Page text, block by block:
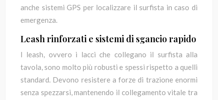
anche sistemi GPS per localizzare il surfista in caso di
emergenza.
Leash rinforzati e sistemi di sgancio rapido
I leash, ovvero i lacci che collegano il surfista alla
tavola, sono molto più robusti e spessi rispetto a quelli
standard. Devono resistere a forze di trazione enormi
senza spezzarsi, mantenendo il collegamento vitale tra